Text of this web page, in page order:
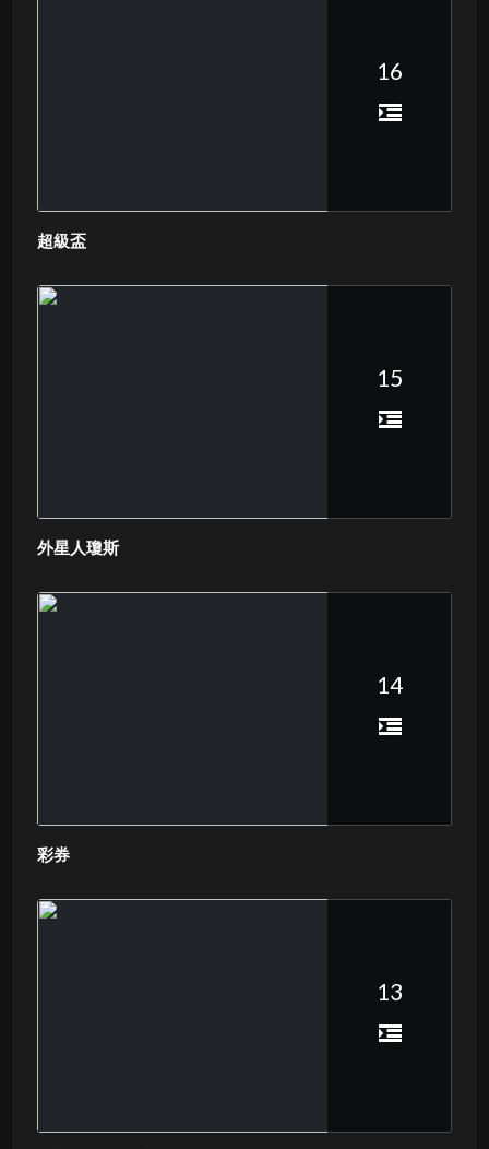
16
超級盃
15
外星人瓊斯
14
彩券
13